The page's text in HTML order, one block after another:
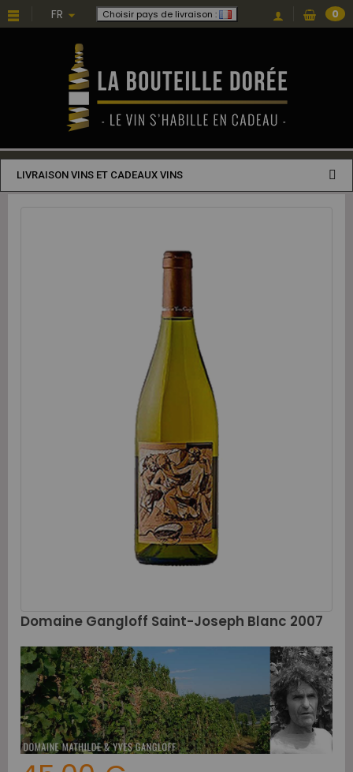
FR Choisir pays de livraison : 0
LIVRAISON VINS ET CADEAUX VINS
Domaine Gangloff Saint-Joseph Blanc 2007